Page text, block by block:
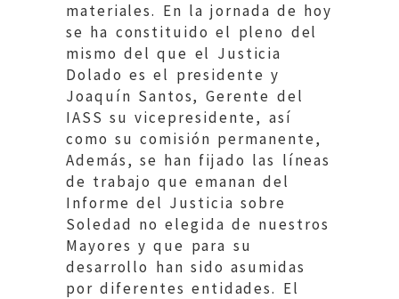
materiales. En la jornada de hoy
se ha constituido el pleno del
mismo del que el Justicia
Dolado es el presidente y
Joaquín Santos, Gerente del
IASS su vicepresidente, así
como su comisión permanente,
Además, se han fijado las líneas
de trabajo que emanan del
Informe del Justicia sobre
Soledad no elegida de nuestros
Mayores y que para su
desarrollo han sido asumidas
por diferentes entidades. El